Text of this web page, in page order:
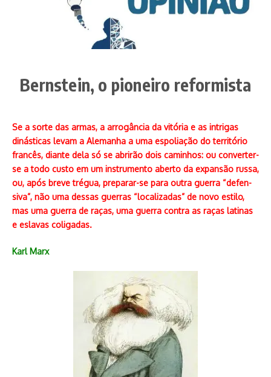
Bernstein, o pioneiro reformista
Se a sorte das armas, a arrogância da vitória e as intrigas
dinásticas levam a Alemanha a uma espoliação do território
francês, diante dela só se abrirão dois caminhos: ou conver­ter-
se a todo custo em um instrumento aberto da expansão russa,
ou, após breve trégua, preparar-se para outra guerra “defen­
siva”, não uma dessas guerras “localizadas” de novo estilo,
mas uma guerra de raças, uma guerra contra as raças latinas
e eslavas coligadas.
Karl Marx